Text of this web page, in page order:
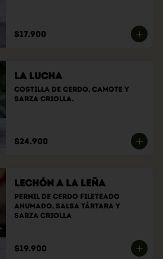
$17.900
La Lucha
Costilla de cerdo, camote y
sarza criolla.
$24.900
Lechón a la Leña
Pernil de cerdo fileteado
ahumado, Salsa tártara y
sarza criolla
$19.900